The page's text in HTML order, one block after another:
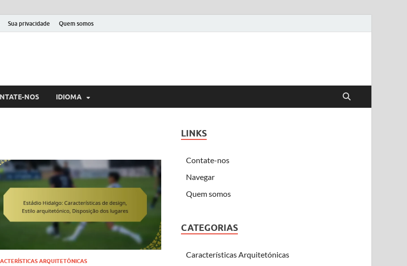
Sua privacidade Quem somos
NOS IDIOMA
ARQUITETÓNICAS
LINKS
Contate-nos
Navegar
Quem somos
CATEGORIAS
Características Arquitetónicas